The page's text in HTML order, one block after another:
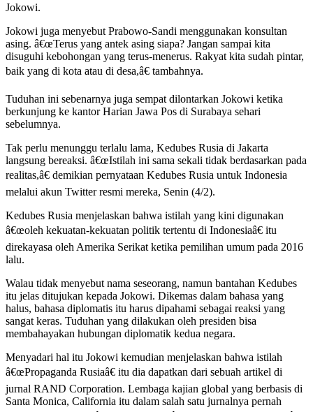
Jokowi.
Jokowi juga menyebut Prabowo-Sandi menggunakan konsultan
asing. â€œTerus yang antek asing siapa? Jangan sampai kita
disuguhi kebohongan yang terus-menerus. Rakyat kita sudah pintar,
baik yang di kota atau di desa,â€ tambahnya.
Tuduhan ini sebenarnya juga sempat dilontarkan Jokowi ketika
berkunjung ke kantor Harian Jawa Pos di Surabaya sehari
sebelumnya.
Tak perlu menunggu terlalu lama, Kedubes Rusia di Jakarta
langsung bereaksi. â€œIstilah ini sama sekali tidak berdasarkan pada
realitas,â€ demikian pernyataan Kedubes Rusia untuk Indonesia
melalui akun Twitter resmi mereka, Senin (4/2).
Kedubes Rusia menjelaskan bahwa istilah yang kini digunakan
â€œoleh kekuatan-kekuatan politik tertentu di Indonesiaâ€ itu
direkayasa oleh Amerika Serikat ketika pemilihan umum pada 2016
lalu.
Walau tidak menyebut nama seseorang, namun bantahan Kedubes
itu jelas ditujukan kepada Jokowi. Dikemas dalam bahasa yang
halus, bahasa diplomatis itu harus dipahami sebagai reaksi yang
sangat keras. Tuduhan yang dilakukan oleh presiden bisa
membahayakan hubungan diplomatik kedua negara.
Menyadari hal itu Jokowi kemudian menjelaskan bahwa istilah
â€œPropaganda Rusiaâ€ itu dia dapatkan dari sebuah artikel di
jurnal RAND Corporation. Lembaga kajian global yang berbasis di
Santa Monica, California itu dalam salah satu jurnalnya pernah